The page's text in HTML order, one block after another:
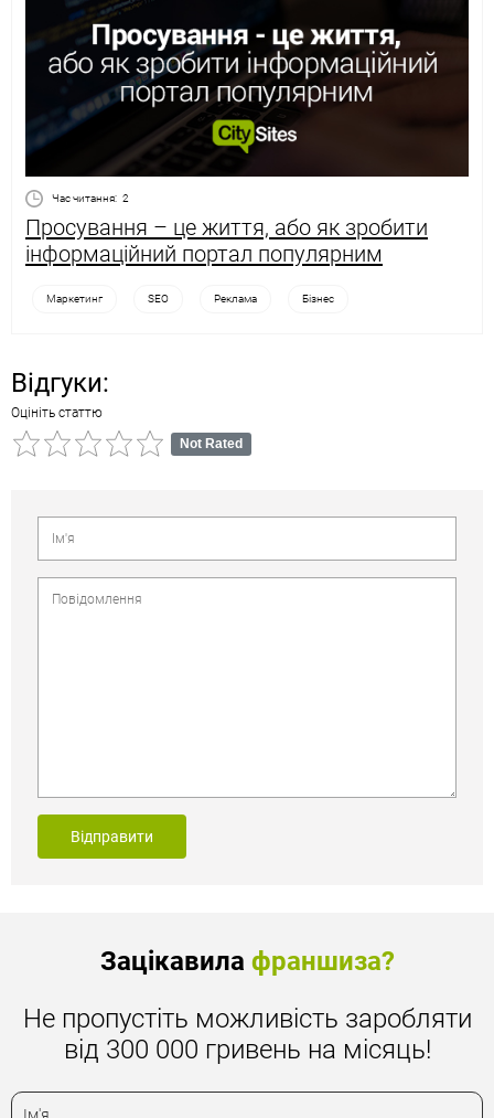
Час читання: 2
Просування – це життя, або як зробити
інформаційний портал популярним
Маркетинг SEO Реклама Бізнес
Відгуки:
Оцініть статтю
Not Rated
Відправити
Зацікавила франшиза?
Не пропустіть можливість заробляти
від 300 000 гривень на місяць!